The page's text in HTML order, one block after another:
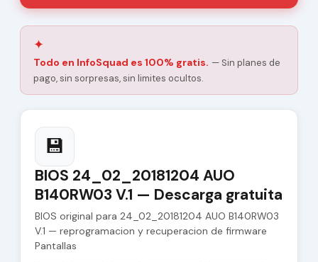
✦
Todo en InfoSquad es 100% gratis. — Sin planes de
pago, sin sorpresas, sin limites ocultos.
💾
BIOS 24_02_20181204 AUO
B140RW03 V.1 — Descarga gratuita
BIOS original para 24_02_20181204 AUO B140RW03
V.1 — reprogramacion y recuperacion de firmware
Pantallas